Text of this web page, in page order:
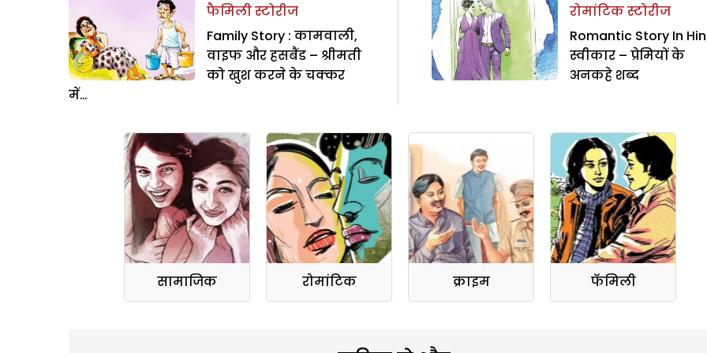
फैमिली स्टोरीज
Family Story : कामवाली,
वाइफ और हसबैंड – श्रीमती
को खुश करने के चक्कर
में…
रोमांटिक स्टोरीज
Romantic Story In
स्वीकार – प्रेमियों के
अनकहे शब्द
सामाजिक रोमांटिक क्राइम फॅमिली